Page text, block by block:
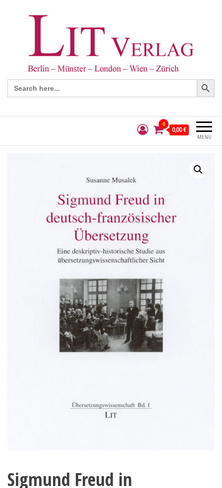
Search
for:
Search Button
MENÜ
0
0,00 €
Sigmund Freud in